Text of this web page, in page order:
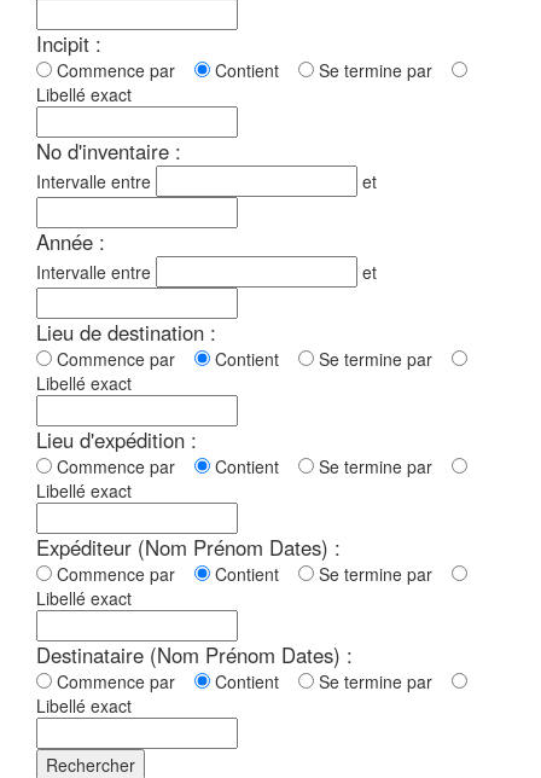
Incipit :
Commence par Contient
Se termine par
Libellé exact
No d'inventaire :
Intervalle entre et
Année :
Intervalle entre et
Lieu de destination :
Commence par Contient
Se termine par
Libellé exact
Lieu d'expédition :
Commence par Contient
Se termine par
Libellé exact
Expéditeur (Nom Prénom Dates) :
Commence par Contient
Se termine par
Libellé exact
Destinataire (Nom Prénom Dates) :
Commence par Contient
Se termine par
Libellé exact
Rechercher